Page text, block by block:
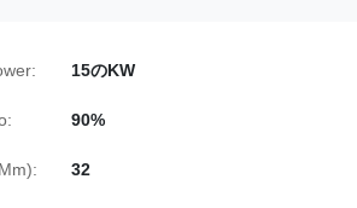
15のKW
90%
32